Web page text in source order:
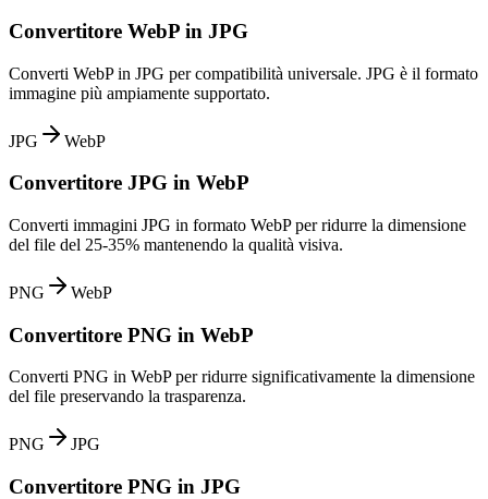
Convertitore WebP in JPG
Converti WebP in JPG per compatibilità universale. JPG è il formato
immagine più ampiamente supportato.
JPG WebP
Convertitore JPG in WebP
Converti immagini JPG in formato WebP per ridurre la dimensione
del file del 25-35% mantenendo la qualità visiva.
PNG WebP
Convertitore PNG in WebP
Converti PNG in WebP per ridurre significativamente la dimensione
del file preservando la trasparenza.
PNG JPG
Convertitore PNG in JPG